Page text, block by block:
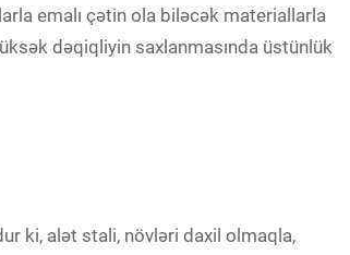
emalı çətin ola biləcək materiallarla
dəqiqliyin saxlanmasında üstünlük
ki, alət stali, növləri daxil olmaqla,